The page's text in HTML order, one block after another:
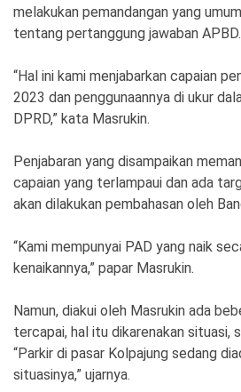
2026
News
Indonesia
.
All
Reserve
melakukan pemandangan yang
tentang pertanggung jawaban APBD.
“Hal ini kami menjabarkan capaian
2023 dan penggunaannya di ukur
DPRD,” kata Masrukin.
Penjabaran yang disampaikan
capaian yang terlampaui dan ada
akan dilakukan pembahasan oleh
“Kami mempunyai PAD yang naik
kenaikannya,” papar Masrukin.
Namun, diakui oleh Masrukin ada
tercapai, hal itu dikarenakan situasi,
“Parkir di pasar Kolpajung sedang
situasinya,” ujarnya.